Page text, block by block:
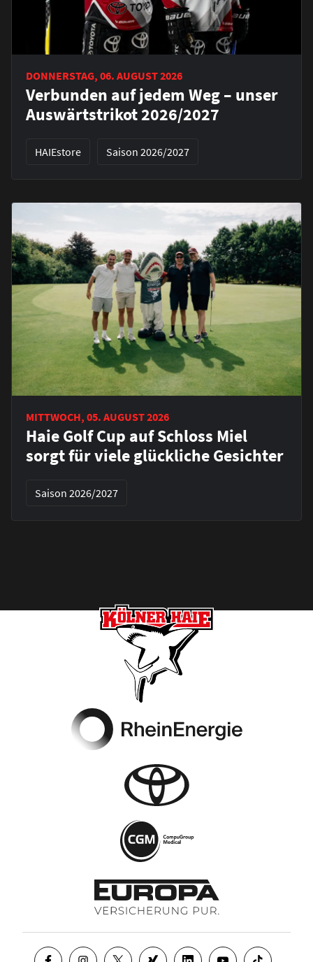
DONNERSTAG, 06. AUGUST 2026
Verbunden auf jedem Weg – unser
Auswärtstrikot 2026/2027
HAIEstore Saison 2026/2027
MITTWOCH, 05. AUGUST 2026
Haie Golf Cup auf Schloss Miel
sorgt für viele glückliche Gesichter
Saison 2026/2027